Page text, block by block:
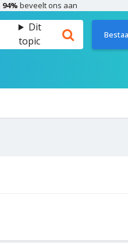
94% beveelt ons aan
Dit
topic